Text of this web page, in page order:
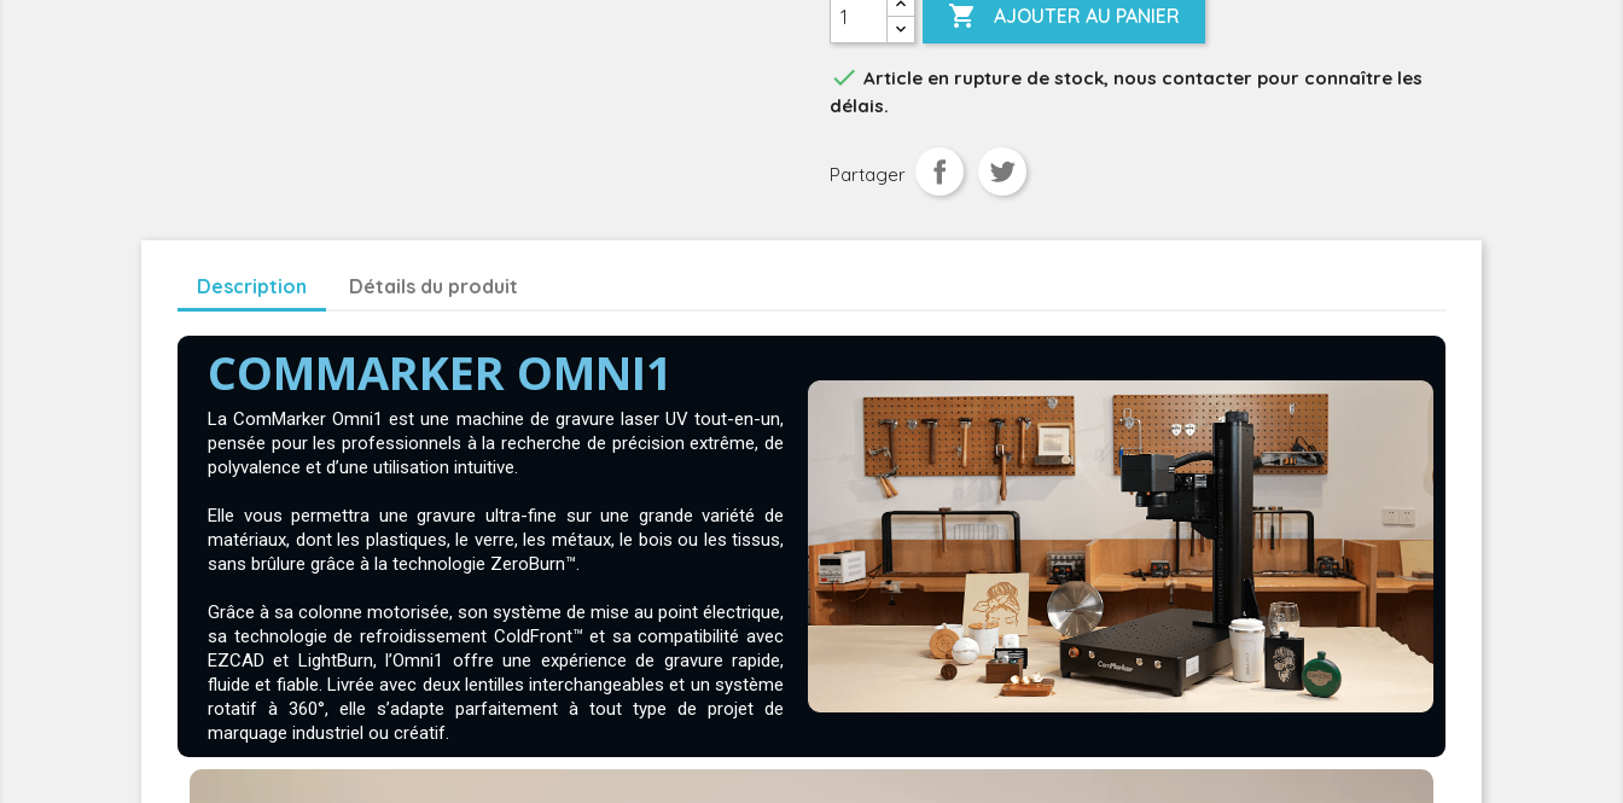
 AJOUTER AU PANIER
 Article en rupture de stock, nous contacter pour connaître les
délais.
Partager
Description Détails du produit
COMMARKER OMNI1
La ComMarker Omni1 est une machine de gravure laser UV tout-en-un,
pensée pour les professionnels à la recherche de précision extrême, de
polyvalence et d’une utilisation intuitive.
Elle vous permettra une gravure ultra-fine sur une grande variété de
matériaux, dont les plastiques, le verre, les métaux, le bois ou les tissus,
sans brûlure grâce à la technologie ZeroBurn™.
Grâce à sa colonne motorisée, son système de mise au point électrique,
sa technologie de refroidissement ColdFront™ et sa compatibilité avec
EZCAD et LightBurn, l’Omni1 offre une expérience de gravure rapide,
fluide et fiable. Livrée avec deux lentilles interchangeables et un système
rotatif à 360°, elle s’adapte parfaitement à tout type de projet de
marquage industriel ou créatif.